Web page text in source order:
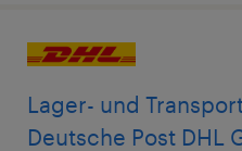
Lager- und
Deutsche Post DHL